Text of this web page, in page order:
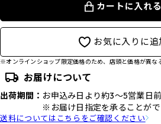
カートに入れる
お気に入りに追
※オンラインショップ限定価格のため、店頭と価格が異な
お届けについて
出荷期間： お申込み日より約3～5営業日
※お届け日指定を承ることが
送料についてはこちらをご確認ください